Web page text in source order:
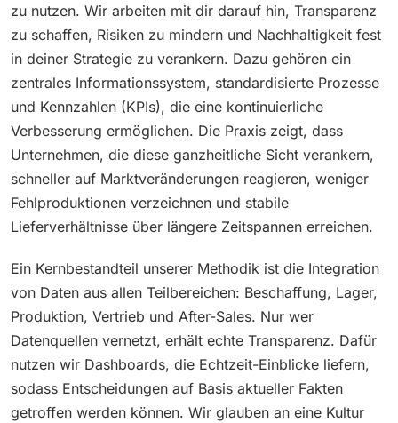
zu nutzen. Wir arbeiten mit dir darauf hin, Transparenz
zu schaffen, Risiken zu mindern und Nachhaltigkeit fest
in deiner Strategie zu verankern. Dazu gehören ein
zentrales Informationssystem, standardisierte Prozesse
und Kennzahlen (KPIs), die eine kontinuierliche
Verbesserung ermöglichen. Die Praxis zeigt, dass
Unternehmen, die diese ganzheitliche Sicht verankern,
schneller auf Marktveränderungen reagieren, weniger
Fehlproduktionen verzeichnen und stabile
Lieferverhältnisse über längere Zeitspannen erreichen.
Ein Kernbestandteil unserer Methodik ist die Integration
von Daten aus allen Teilbereichen: Beschaffung, Lager,
Produktion, Vertrieb und After-Sales. Nur wer
Datenquellen vernetzt, erhält echte Transparenz. Dafür
nutzen wir Dashboards, die Echtzeit-Einblicke liefern,
sodass Entscheidungen auf Basis aktueller Fakten
getroffen werden können. Wir glauben an eine Kultur